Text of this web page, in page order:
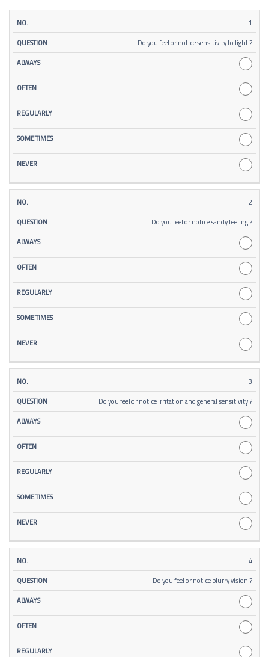
NO.
TIMES
1
Do you feel or notice sensitivity to light ?
2
Do you feel or notice sandy feeling ?
3
Do you feel or notice irritation and general sensitivity ?
4
Do you feel or notice blurry vision ?